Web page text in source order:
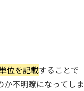
位を記載することで
不明瞭になってしま